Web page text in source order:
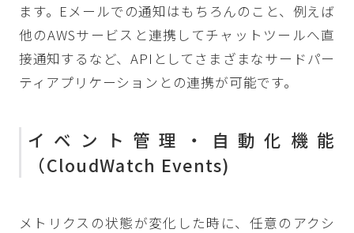
ます。Eメールでの通知はもちろんのこと、例えば
他のAWSサービスと連携してチャットツールへ直
接通知するなど、APIとしてさまざまなサードパー
ティアプリケーションとの連携が可能です。
イベント管理・自動化機能
（CloudWatch Events)
メトリクスの状態が変化した時に、任意のアクシ